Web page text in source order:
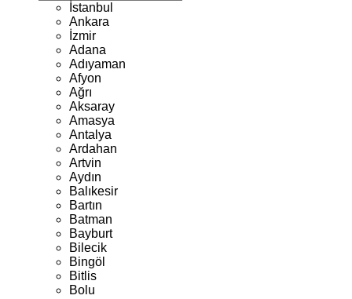
İstanbul
Ankara
İzmir
Adana
Adıyaman
Afyon
Ağrı
Aksaray
Amasya
Antalya
Ardahan
Artvin
Aydın
Balıkesir
Bartın
Batman
Bayburt
Bilecik
Bingöl
Bitlis
Bolu